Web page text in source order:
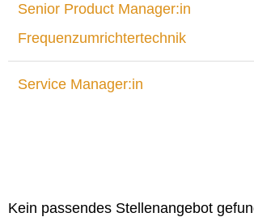
Senior Product Manager:in
Frequenzumrichtertechnik
Service Manager:in
Kein passendes Stellenangebot